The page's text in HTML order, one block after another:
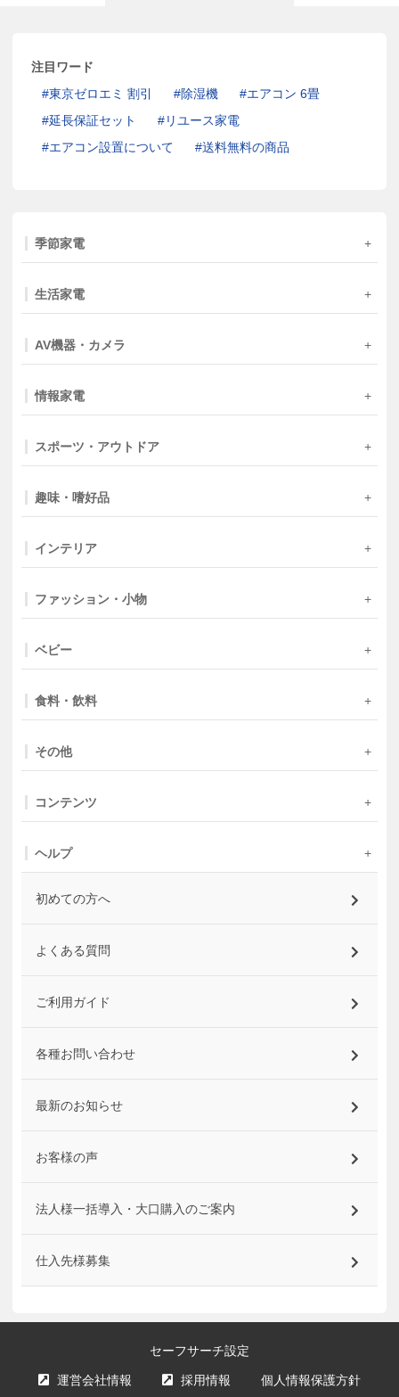
注目ワード
東京ゼロエミ 割引
除湿機
エアコン 6畳
延長保証セット
リユース家電
エアコン設置について
送料無料の商品
季節家電
生活家電
AV機器・カメラ
情報家電
スポーツ・アウトドア
趣味・嗜好品
インテリア
ファッション・小物
ベビー
食料・飲料
その他
コンテンツ
ヘルプ
初めての方へ
よくある質問
ご利用ガイド
各種お問い合わせ
最新のお知らせ
お客様の声
法人様一括導入・大口購入のご案内
仕入先様募集
セーフサーチ設定
運営会社情報 採用情報 個人情報保護方針